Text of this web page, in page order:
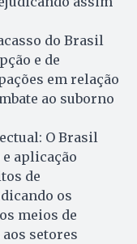
do Brasil
e de
em relação
ao suborno
O Brasil
aplicação
de
os
meios de
setores